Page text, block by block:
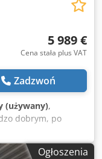
5 989 €
Cena stała plus VAT
Zadzwoń
(używany),
dobrym, po
Ogłoszenia